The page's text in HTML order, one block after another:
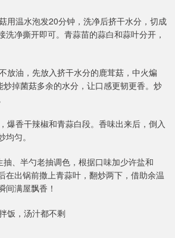
用温水泡发20分钟，洗净后挤干水分，切成
洗净撕开即可。青蒜苗的蒜白和蒜叶分开，
放油，先放入挤干水分的鹿茸菇，中火煸
炒掉菌菇多余的水分，让口感更韧更香。炒
爆香干辣椒和青蒜白段。香味出来后，倒入
匀。
、半勺老抽调色，根据口味加少许盐和
在出锅前撒上青蒜叶，翻炒两下，借助余温
间满屋飘香！
饭，汤汁都不剩